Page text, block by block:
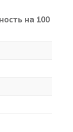
на 100